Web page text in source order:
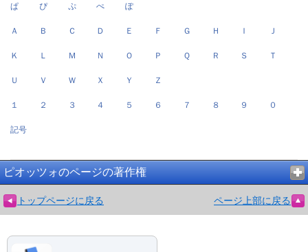
ぱ ぴ ぷ ぺ ぽ
Ａ Ｂ Ｃ Ｄ Ｅ Ｆ Ｇ Ｈ Ｉ Ｊ
Ｋ Ｌ Ｍ Ｎ Ｏ Ｐ Ｑ Ｒ Ｓ Ｔ
Ｕ Ｖ Ｗ Ｘ Ｙ Ｚ
１ ２ ３ ４ ５ ６ ７ ８ ９ ０
記号
ピオッツォのページの著作権
トップページに戻る ページ上部に戻る